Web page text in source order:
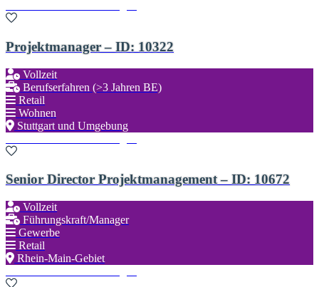
Projektmanager – ID: 10322
Vollzeit
Berufserfahren (>3 Jahren BE)
Retail
Wohnen
Stuttgart und Umgebung
Senior Director Projektmanagement – ID: 10672
Vollzeit
Führungskraft/Manager
Gewerbe
Retail
Rhein-Main-Gebiet